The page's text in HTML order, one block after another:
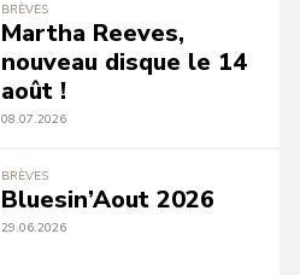
BRÈVES
Martha Reeves,
nouveau disque le 14
août !
08.07.2026
BRÈVES
Bluesin’Aout 2026
29.06.2026